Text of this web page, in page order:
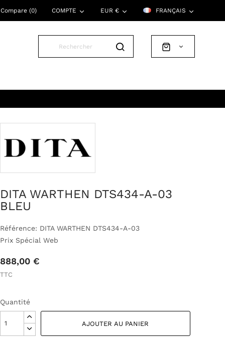
FRANÇAIS
EUR €
COMPTE
Compare (0)
DITA WARTHEN DTS434-A-03
BLEU
Référence: DITA WARTHEN DTS434-A-03
Prix Spécial Web
888,00 €
TTC
Quantité
AJOUTER AU PANIER